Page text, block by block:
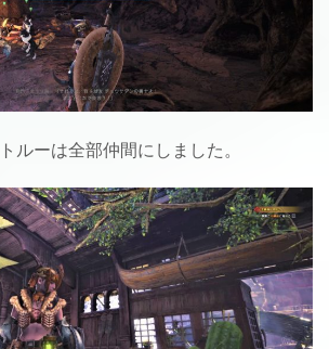
ルーは全部仲間にしました。